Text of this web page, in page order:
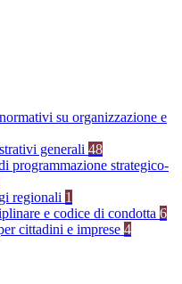
su organizzazione e
generali 48
programmazione strategico-
regionali 1
e codice di condotta 6
cittadini e imprese 4